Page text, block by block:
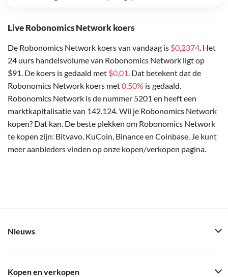
Live Robonomics Network koers
De Robonomics Network koers van vandaag is $0,2374 . Het
24 uurs handelsvolume van Robonomics Network ligt op
$91. De koers is gedaald met $0,01 . Dat betekent dat de
Robonomics Network koers met0,50% is gedaald.
Robonomics Network is de nummer 5201 en heeft een
marktkapitalisatie van 142.124. Wil je Robonomics Network
kopen? Dat kan. De beste plekken om Robonomics Network
te kopen zijn: Bitvavo, KuCoin, Binance en Coinbase. Je kunt
meer aanbieders vinden op onze kopen/verkopen pagina.
Nieuws
Kopen en verkopen